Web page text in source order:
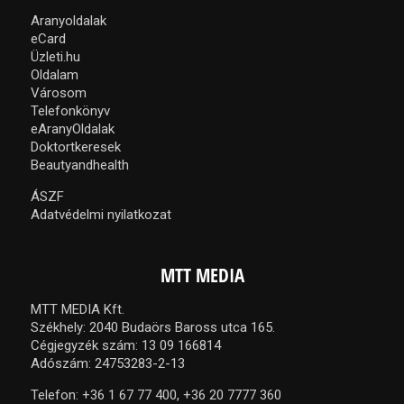
Aranyoldalak
eCard
Üzleti.hu
Oldalam
Városom
Telefonkönyv
eAranyOldalak
Doktortkeresek
Beautyandhealth
ÁSZF
Adatvédelmi nyilatkozat
MTT MEDIA
MTT MEDIA Kft.
Székhely: 2040 Budaörs Baross utca 165.
Cégjegyzék szám: 13 09 166814
Adószám: 24753283-2-13
Telefon: +36 1 67 77 400, +36 20 7777 360